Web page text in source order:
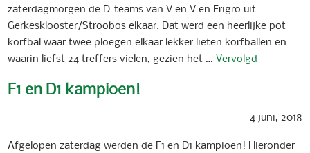
zaterdagmorgen de D-teams van V en V en Frigro uit
Gerkesklooster/Stroobos elkaar. Dat werd een heerlijke pot
korfbal waar twee ploegen elkaar lekker lieten korfballen en
waarin liefst 24 treffers vielen, gezien het …Vervolgd
F1 en D1 kampioen!
4 juni, 2018
Afgelopen zaterdag werden de F1 en D1 kampioen! Hieronder